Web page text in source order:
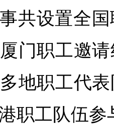
共设置全
门职工邀
地职工代
职工队伍参